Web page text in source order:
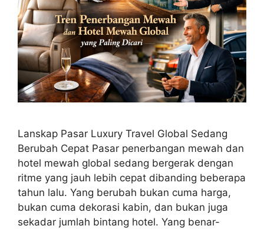
Lanskap Pasar Luxury Travel Global Sedang
Berubah Cepat Pasar penerbangan mewah dan
hotel mewah global sedang bergerak dengan
ritme yang jauh lebih cepat dibanding beberapa
tahun lalu. Yang berubah bukan cuma harga,
bukan cuma dekorasi kabin, dan bukan juga
sekadar jumlah bintang hotel. Yang benar-